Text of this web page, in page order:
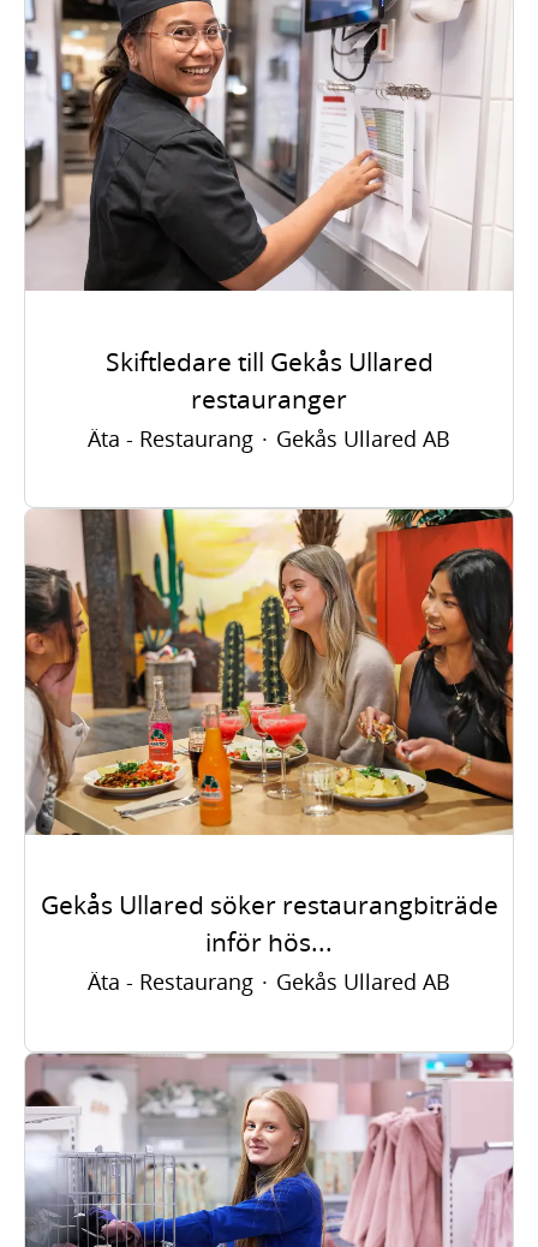
Skiftledare till Gekås Ullared
restauranger
Äta - Restaurang · Gekås Ullared AB
Gekås Ullared söker restaurangbiträde
inför hös...
Äta - Restaurang · Gekås Ullared AB